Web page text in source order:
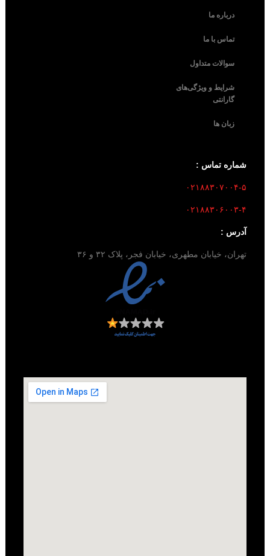
درباره ما
تماس با ما
سوالات متداول
شرایط و ویژگی‌های
گارانتی
زبان ها
شماره تماس :
۰۲۱۸۸۳۰۷۰۰۴-۵
۰۲۱۸۸۳۰۶۰۰۳-۴
آدرس :
تهران، خیابان مطهری، خیابان فجر، پلاک ۳۲ و ۳۶